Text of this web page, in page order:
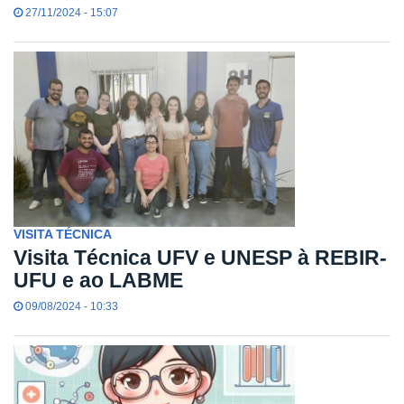
27/11/2024 - 15:07
VISITA TÉCNICA
Visita Técnica UFV e UNESP à REBIR-
UFU e ao LABME
09/08/2024 - 10:33